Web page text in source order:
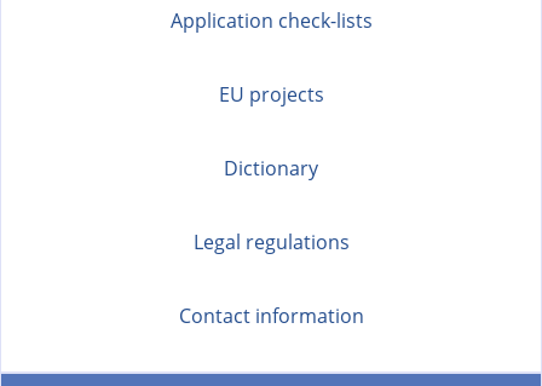
Application check-lists
EU projects
Dictionary
Legal regulations
Contact information